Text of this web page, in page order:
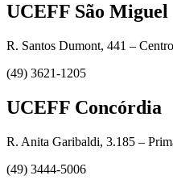
UCEFF São Miguel
R. Santos Dumont, 441 –
(49) 3621-1205
UCEFF Concórdia
R. Anita Garibaldi, 3.185 –
(49) 3444-5006